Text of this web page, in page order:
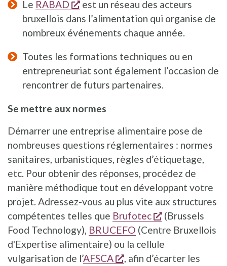
Le RABAD s'ouvre dans une nouvelle fenêtre
est un réseau des acteurs
bruxellois dans l’alimentation qui organise de
nombreux événements chaque année.
Toutes les formations techniques ou en
entrepreneuriat sont également l’occasion de
rencontrer de futurs partenaires.
Se mettre aux normes
Démarrer une entreprise alimentaire pose de
nombreuses questions réglementaires : normes
sanitaires, urbanistiques, règles d’étiquetage,
etc. Pour obtenir des réponses, procédez de
manière méthodique tout en développant votre
projet. Adressez-vous au plus vite aux structures
compétentes telles que Brufotec s'ouvre dans
(Brussels
Food Technology), BRUCEFO (Centre Bruxellois
d'Expertise alimentaire) ou la cellule
vulgarisation de l’AFSCA s'ouvre dans une
, afin d’écarter les